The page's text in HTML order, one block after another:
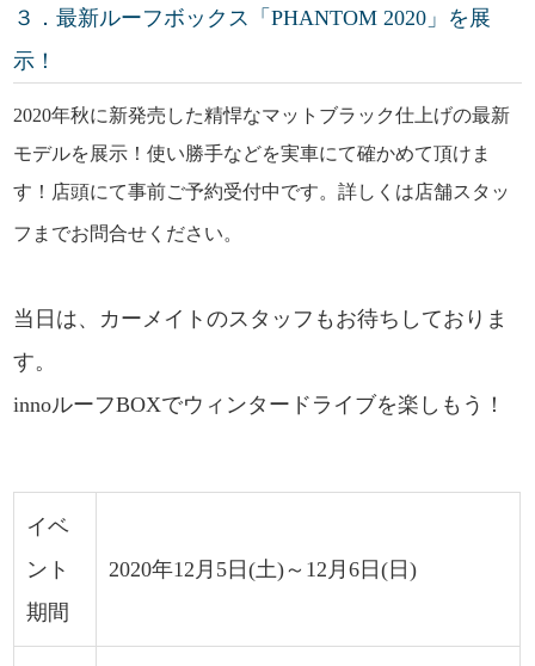
３．最新ルーフボックス「PHANTOM 2020」を展
示！
2020年秋に新発売した精悍なマットブラック仕上げの最新
モデルを展示！使い勝手などを実車にて確かめて頂けま
す！ 店頭にて事前ご予約受付中です。詳しくは店舗スタッ
フまでお問合せください。
当日は、カーメイトのスタッフもお待ちしておりま
す。
innoルーフBOXでウィンタードライブを楽しもう！
イベ
ント
期間
2020年12月5日(土)～12月6日(日)